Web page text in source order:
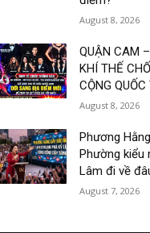
August 8, 2026
QUẬN CAM
KHÍ THẾ
CỘNG QUỐC
August 8, 2026
Phương
Phường kiểu
Lâm đi về
August 7, 2026